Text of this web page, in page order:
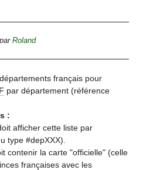
parRoland
français pour
par département (référence
:
afficher cette liste par
type #depXXX).
contenir la carte "officielle" (celle
françaises avec les